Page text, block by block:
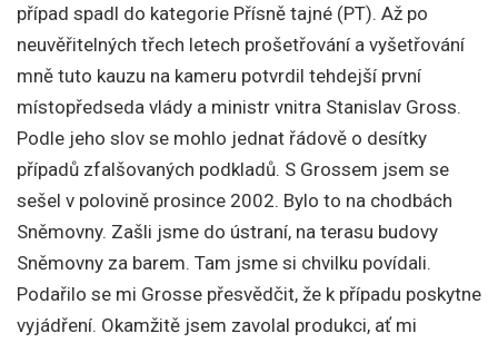
případ spadl do kategorie Přísně tajné (PT). Až po
neuvěřitelných třech letech prošetřování a vyšetřování
mně tuto kauzu na kameru potvrdil tehdejší první
místopředseda vlády a ministr vnitra Stanislav Gross.
Podle jeho slov se mohlo jednat řádově o desítky
případů zfalšovaných podkladů. S Grossem jsem se
sešel v polovině prosince 2002. Bylo to na chodbách
Sněmovny. Zašli jsme do ústraní, na terasu budovy
Sněmovny za barem. Tam jsme si chvilku povídali.
Podařilo se mi Grosse přesvědčit, že k případu poskytne
vyjádření. Okamžitě jsem zavolal produkci, ať mi